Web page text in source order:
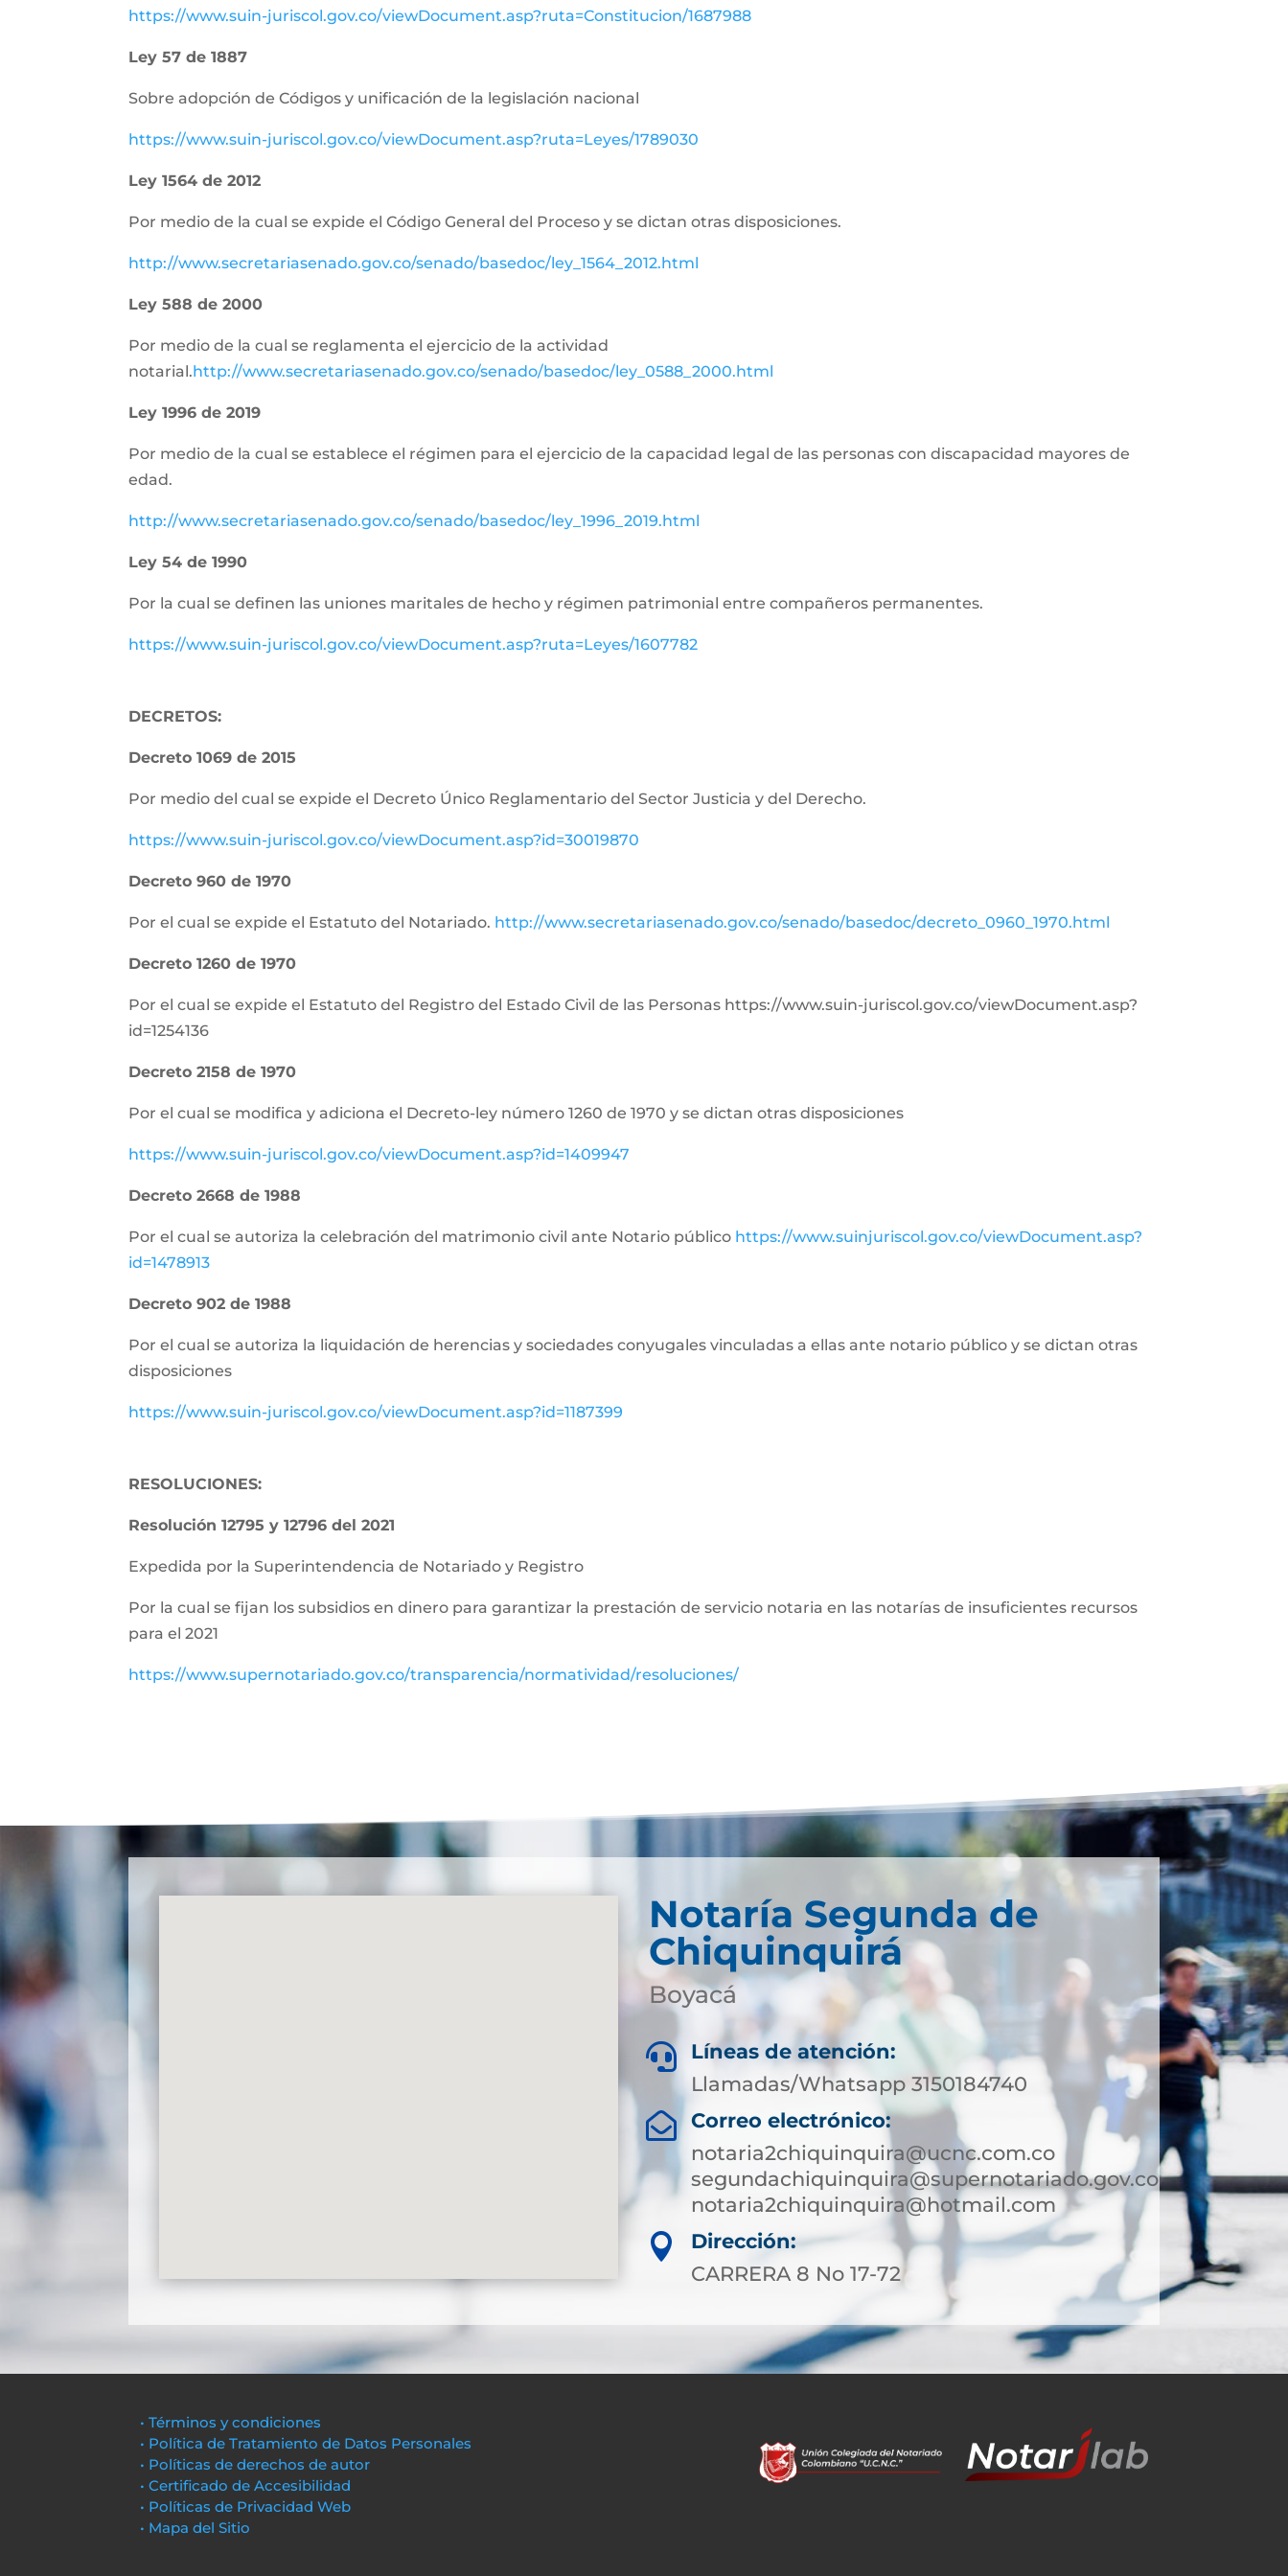
https://www.suin-juriscol.gov.co/viewDocument.asp?ruta=Constitucion/1687988
Ley 57 de 1887
Sobre adopción de Códigos y unificación de la legislación nacional
https://www.suin-juriscol.gov.co/viewDocument.asp?ruta=Leyes/1789030
Ley 1564 de 2012
Por medio de la cual se expide el Código General del Proceso y se dictan otras disposiciones.
http://www.secretariasenado.gov.co/senado/basedoc/ley_1564_2012.html
Ley 588 de 2000
Por medio de la cual se reglamenta el ejercicio de la actividad
notarial.http://www.secretariasenado.gov.co/senado/basedoc/ley_0588_2000.html
Ley 1996 de 2019
Por medio de la cual se establece el régimen para el ejercicio de la capacidad legal de las personas con discapacidad mayores de
edad.
http://www.secretariasenado.gov.co/senado/basedoc/ley_1996_2019.html
Ley 54 de 1990
Por la cual se definen las uniones maritales de hecho y régimen patrimonial entre compañeros permanentes.
https://www.suin-juriscol.gov.co/viewDocument.asp?ruta=Leyes/1607782
DECRETOS:
Decreto 1069 de 2015
Por medio del cual se expide el Decreto Único Reglamentario del Sector Justicia y del Derecho.
https://www.suin-juriscol.gov.co/viewDocument.asp?id=30019870
Decreto 960 de 1970
Por el cual se expide el Estatuto del Notariado. http://www.secretariasenado.gov.co/senado/basedoc/decreto_0960_1970.html
Decreto 1260 de 1970
Por el cual se expide el Estatuto del Registro del Estado Civil de las Personas https://www.suin-juriscol.gov.co/viewDocument.asp?
id=1254136
Decreto 2158 de 1970
Por el cual se modifica y adiciona el Decreto-ley número 1260 de 1970 y se dictan otras disposiciones
https://www.suin-juriscol.gov.co/viewDocument.asp?id=1409947
Decreto 2668 de 1988
Por el cual se autoriza la celebración del matrimonio civil ante Notario público https://www.suinjuriscol.gov.co/viewDocument.asp?
id=1478913
Decreto 902 de 1988
Por el cual se autoriza la liquidación de herencias y sociedades conyugales vinculadas a ellas ante notario público y se dictan otras
disposiciones
https://www.suin-juriscol.gov.co/viewDocument.asp?id=1187399
RESOLUCIONES:
Resolución 12795 y 12796 del 2021
Expedida por la Superintendencia de Notariado y Registro
Por la cual se fijan los subsidios en dinero para garantizar la prestación de servicio notaria en las notarías de insuficientes recursos
para el 2021
https://www.supernotariado.gov.co/transparencia/normatividad/resoluciones/
Notaría Segunda de
Chiquinquirá
Boyacá

Líneas de atención:
Llamadas/Whatsapp 3150184740

Correo electrónico:
notaria2chiquinquira@ucnc.com.co
segundachiquinquira@supernotariado.gov.co
notaria2chiquinquira@hotmail.com

Dirección:
CARRERA 8 No 17-72
• Términos y condiciones
• Política de Tratamiento de Datos Personales
• Políticas de derechos de autor
• Certificado de Accesibilidad
• Políticas de Privacidad Web
• Mapa del Sitio